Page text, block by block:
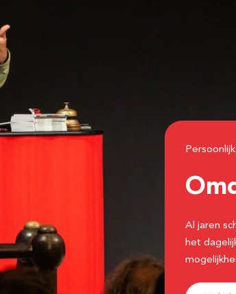
Persoonlijk
Al jaren
het